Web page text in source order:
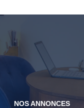
NOS ANNONCES